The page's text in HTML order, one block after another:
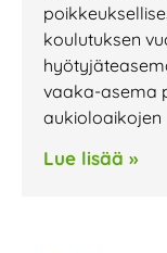
koulutuksen
vaaka-asema
aukioloaikojen
Lue lisää »